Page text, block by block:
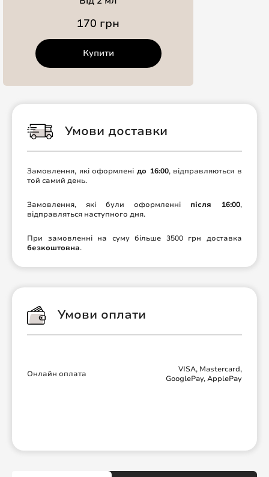
170 грн
Купити
Умови доставки
Замовлення, які оформлені до 16:00, відправляються в
той самий день.
Замовлення, які були оформленні після 16:00,
відправляться наступного дня.
При замовленні на суму більше 3500 грн доставка
безкоштовна.
Умови оплати
Онлайн оплата
VISA, Mastercard,
GooglePay, ApplePay